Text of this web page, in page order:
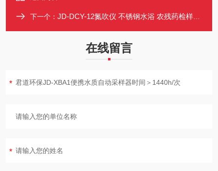
下一个： JD-DCY-12氮吹仪 不锈钢水浴 农残药检样品前处理 氮气吹扫浓缩仪
在线留言